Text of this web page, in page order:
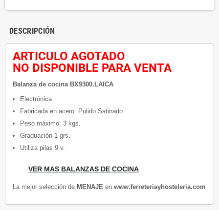
DESCRIPCIÓN
ARTICULO AGOTADO
NO DISPONIBLE PARA VENTA
Balanza de cocina BX9300.LAICA
Electrónica
Fabricada en acero. Pulido Satinado
Peso máximo: 3 kgs.
Graduación 1 grs.
Utiliza pilas 9 v.
VER MAS BALANZAS DE COCINA
La mejor selección de MENAJE en www.ferreteriayhosteleria.com